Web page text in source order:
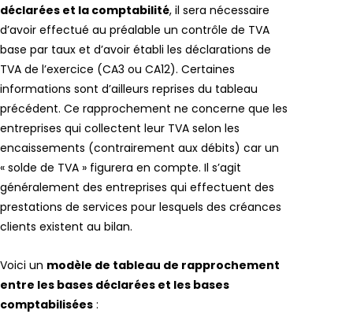
déclarées et la comptabilité, il sera nécessaire
d’avoir effectué au préalable un contrôle de TVA
base par taux et d’avoir établi les déclarations de
TVA de l’exercice (CA3 ou CA12). Certaines
informations sont d’ailleurs reprises du tableau
précédent. Ce rapprochement ne concerne que les
entreprises qui collectent leur TVA selon les
encaissements (contrairement aux débits) car un
« solde de TVA » figurera en compte. Il s’agit
généralement des entreprises qui effectuent des
prestations de services pour lesquels des créances
clients existent au bilan.
Voici un modèle de tableau de rapprochement
entre les bases déclarées et les bases
comptabilisées :